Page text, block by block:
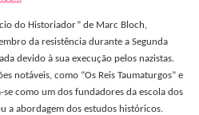
do Historiador” de Marc Bloch,
da resistência durante a Segunda
devido à sua execução pelos nazistas.
notáveis, como “Os Reis Taumaturgos” e
se como um dos fundadores da escola dos
a abordagem dos estudos históricos.